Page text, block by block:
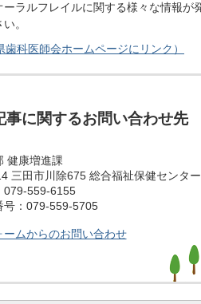
ラルフレイルに関する様々な情報が
。
科医師会ホームページにリンク）
事に関するお問い合わせ先
健康増進課
三田市川除675 総合福祉保健センター
079-559-6155
号：079-559-5705
ームからのお問い合わせ